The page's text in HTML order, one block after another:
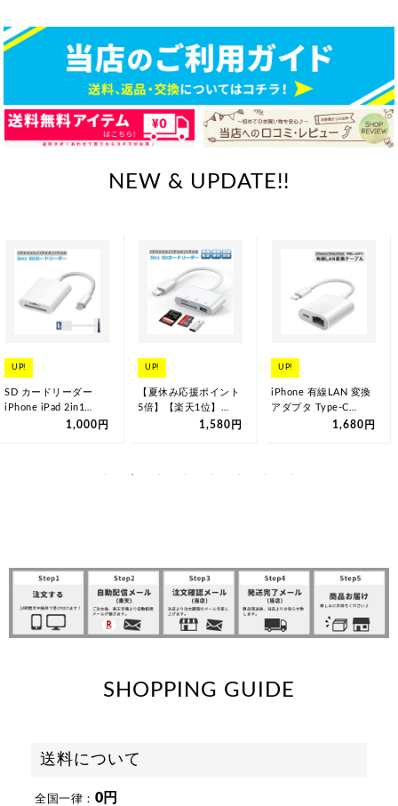
NEW & UPDATE!!
UP!
SD カードリーダー
iPhone iPad 2in1
1,000円
UP!
【夏休み応援ポイント
5倍】【楽天1位】
iPhone iPad SD カー
1,580円
UP!
iPhone 有線LAN 変換
アダプタ Type-C
1,680円
SHOPPING GUIDE
送料について
全国一律： 0円